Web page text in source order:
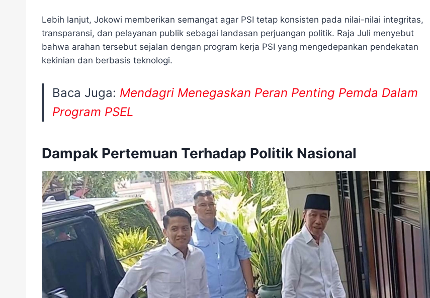
Lebih lanjut, Jokowi memberikan semangat agar PSI tetap konsisten pada nilai-nilai integritas,
transparansi, dan pelayanan publik sebagai landasan perjuangan politik. Raja Juli menyebut
bahwa arahan tersebut sejalan dengan program kerja PSI yang mengedepankan pendekatan
kekinian dan berbasis teknologi.
Baca Juga: Mendagri Menegaskan Peran Penting Pemda Dalam
Program PSEL
Dampak Pertemuan Terhadap Politik Nasional